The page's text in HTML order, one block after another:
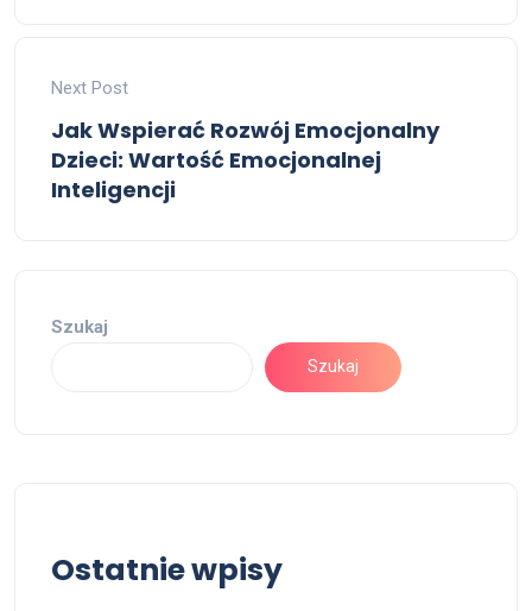
Next Post
Jak Wspierać Rozwój Emocjonalny
Dzieci: Wartość Emocjonalnej
Inteligencji
Szukaj
Szukaj
Ostatnie wpisy